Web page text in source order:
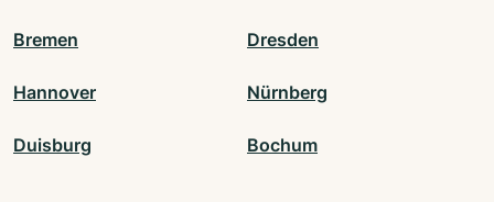
Bremen Dresden
Hannover Nürnberg
Duisburg Bochum